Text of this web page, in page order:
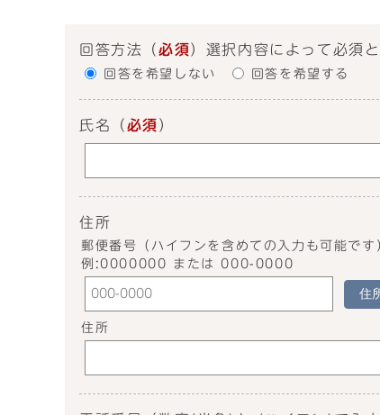
回答方法 （ 必須 ）選択内容によって必須
回答を希望しない 回答を希望する
氏名 （ 必須 ）
住所
郵便番号（ハイフンを含めての入力も可能です
例:0000000 または 000-0000
住
住所